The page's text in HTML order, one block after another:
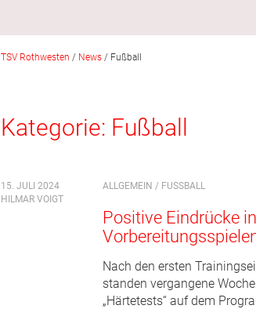
TSV Rothwesten / News / Fußball
Kategorie: Fußball
15. JULI 2024
HILMAR VOIGT
ALLGEMEIN / FUSSBALL
Positive Eindrücke in
Nach den ersten
standen vergangene
„Härtetests“ auf dem